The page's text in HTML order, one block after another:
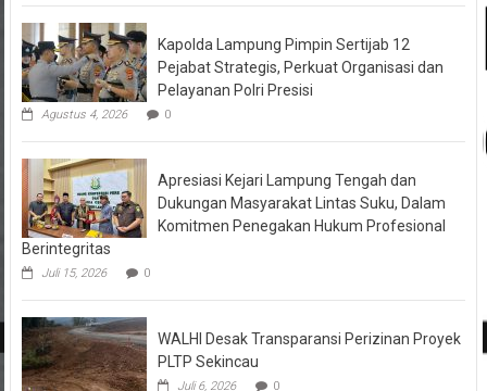
Kapolda Lampung Pimpin Sertijab 12
Pejabat Strategis, Perkuat Organisasi dan
Pelayanan Polri Presisi
Agustus 4, 2026 0
Apresiasi Kejari Lampung Tengah dan
Dukungan Masyarakat Lintas Suku, Dalam
Komitmen Penegakan Hukum Profesional
Berintegritas
Juli 15, 2026 0
WALHI Desak Transparansi Perizinan Proyek
PLTP Sekincau
Juli 6, 2026 0